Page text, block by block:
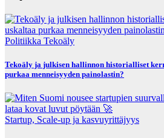
Politiikka Tekoäly
Tekoäly ja julkisen hallinnon historialliset
purkaa menneisyyden painolastin?
Startup, Scale-up ja kasvuyrittäjyys